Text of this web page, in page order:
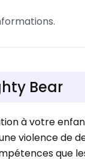
Bear
à votre
violence de
que